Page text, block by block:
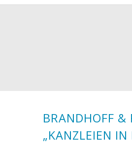
BRANDHOFF &
„KANZLEIEN